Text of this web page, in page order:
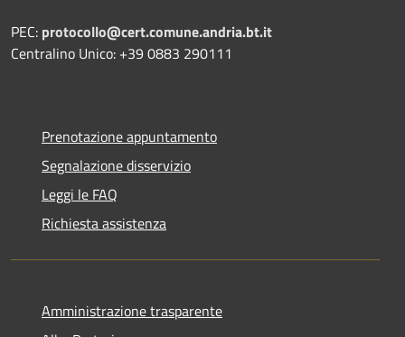
PEC: protocollo@cert.comune.andria.bt.it
Centralino Unico: +39 0883 290111
Prenotazione appuntamento
Segnalazione disservizio
Leggi le FAQ
Richiesta assistenza
Amministrazione trasparente